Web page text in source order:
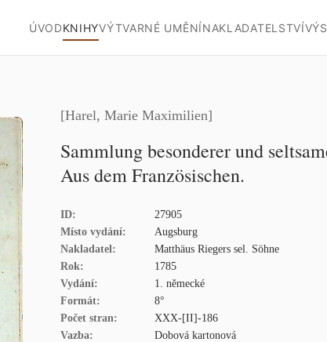
ÚVODKNIHYVÝTVARNÉ UMĚNÍNAKLADATELSTVÍ
[Harel, Marie Maximilien]
Sammlung besonderer und
Aus dem Französischen.
ID:
27905
Místo vydání:
Augsburg
Nakladatel:
Matthäus Riegers sel. Söhne
Rok:
1785
Vydání:
1. německé
Formát:
8°
Počet stran:
XXX-[II]-186
Vazba:
Dobová kartonová